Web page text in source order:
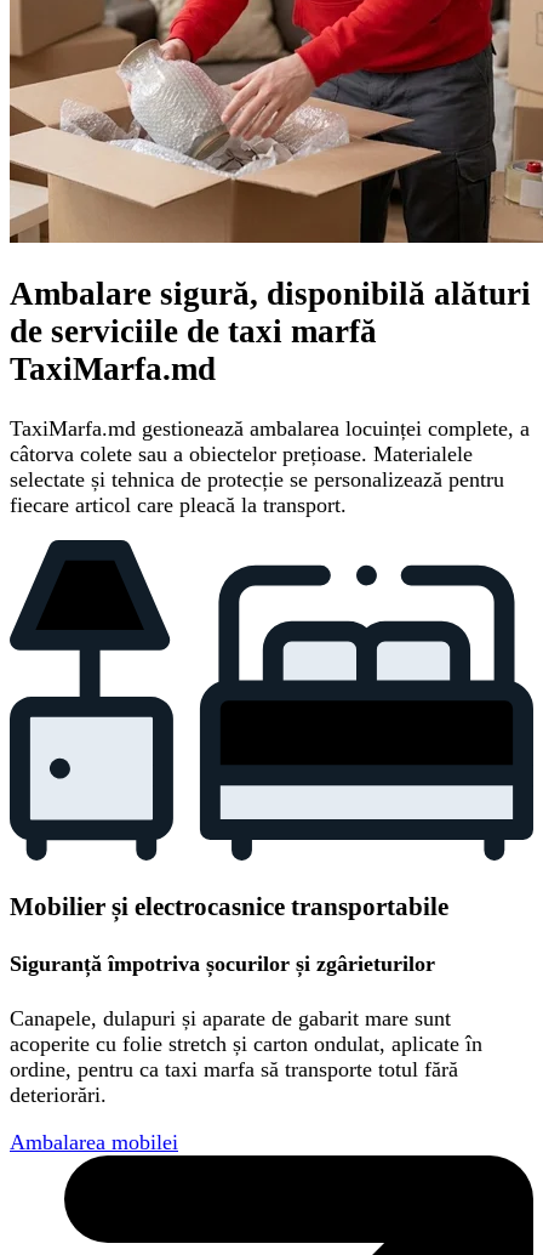
Ambalare sigură, disponibilă alături
de serviciile de taxi marfă
TaxiMarfa.md
TaxiMarfa.md gestionează ambalarea locuinței complete, a
câtorva colete sau a obiectelor prețioase. Materialele
selectate și tehnica de protecție se personalizează pentru
fiecare articol care pleacă la transport.
Mobilier și electrocasnice transportabile
Siguranță împotriva șocurilor și zgârieturilor
Canapele, dulapuri și aparate de gabarit mare sunt
acoperite cu folie stretch și carton ondulat, aplicate în
ordine, pentru ca taxi marfa să transporte totul fără
deteriorări.
Ambalarea mobilei